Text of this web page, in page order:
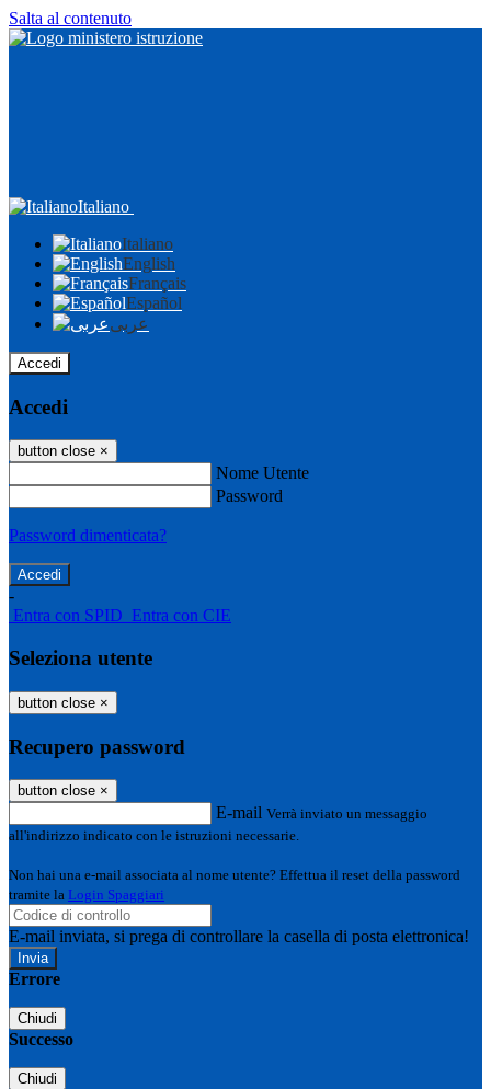
Salta al contenuto
Italiano
Italiano
English
Français
Español
عربى
Accedi
Accedi
button close ×
Nome Utente
Password
Password dimenticata?
-
Entra con SPID Entra con CIE
Seleziona utente
button close ×
Recupero password
button close ×
E-mail Verrà inviato un messaggio
all'indirizzo indicato con le istruzioni necessarie.
Non hai una e-mail associata al nome utente? Effettua il reset della password
tramite la Login Spaggiari
E-mail inviata, si prega di controllare la casella di posta elettronica!
Errore
Chiudi
Successo
Chiudi